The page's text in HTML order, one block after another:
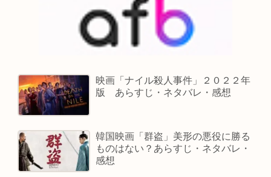
映画「ナイル殺人事件」２０２２年
版 あらすじ・ネタバレ・感想
韓国映画「群盗」美形の悪役に勝る
ものはない？あらすじ・ネタバレ・
感想